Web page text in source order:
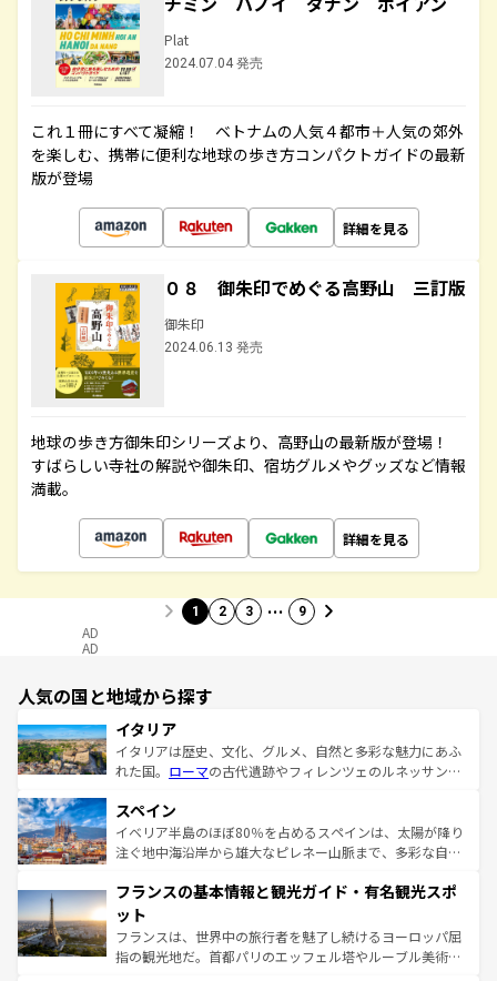
Plat
2024.07.04 発売
これ１冊にすべて凝縮！ ベトナムの人気４都市＋人気の郊外
を楽しむ、携帯に便利な地球の歩き方コンパクトガイドの最新
版が登場
詳細を見る
０８ 御朱印でめぐる高野山 三訂版
御朱印
2024.06.13 発売
地球の歩き方御朱印シリーズより、高野山の最新版が登場！
すばらしい寺社の解説や御朱印、宿坊グルメやグッズなど情報
満載。
詳細を見る
1 2 3 … 9
AD
AD
人気の国と地域から探す
イタリア
イタリアは歴史、文化、グルメ、自然と多彩な魅力にあふ
れた国。 ローマの古代遺跡やフィレンツェのルネッサンス
ろん、トスカーナの美しい田園風景やアマルフィ海岸の絶
景など、自然景観も見逃せない。観光の合間には、本場の
ピザやパスタなど、絶品のイタリア料理を堪能することも
ませてくれるイタリアで、忘れられない旅をしてみよう！
なお、新着のイタリア情報は
しい。
スペイン
イベリア半島のほぼ80％を占めるスペインは、太陽が降り
注ぐ地中海沿岸から雄大なピレネー山脈まで、多彩な自然
文化が根付くこの国では、情熱的なフラメンコ、熱気あふ
れる闘牛、そして美味しいタパスが生活の一部となってい
る。首都マドリードの洗練された雰囲気や、バルセロナの
アートに溢れた街角から、地方では古代ローマ遺跡や中世
フランスの基本情報と観光ガイド・有名観光スポ
ット
フランスは、世界中の旅行者を魅了し続けるヨーロッパ屈
指の観光地だ。首都パリのエッフェル塔やルーブル美術館